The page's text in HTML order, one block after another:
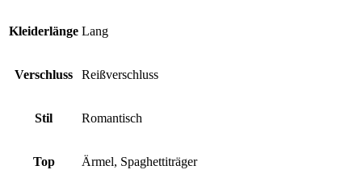
Kleiderlänge Lang
Verschluss Reißverschluss
Stil Romantisch
Top Ärmel, Spaghettiträger